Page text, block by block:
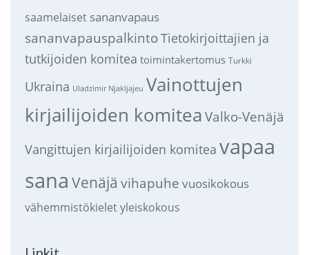
saamelaiset sananvapaus
sananvapauspalkintoTietokirjoittajien ja
tutkijoiden komitea toimintakertomus Turkki
Ukraina Uladzimir Njakljajeu Vainottujen
kirjailijoiden komitea Valko-Venäjä
Vangittujen kirjailijoiden komitea vapaa
sana Venäjä vihapuhe vuosikokous
vähemmistökieletyleiskokous